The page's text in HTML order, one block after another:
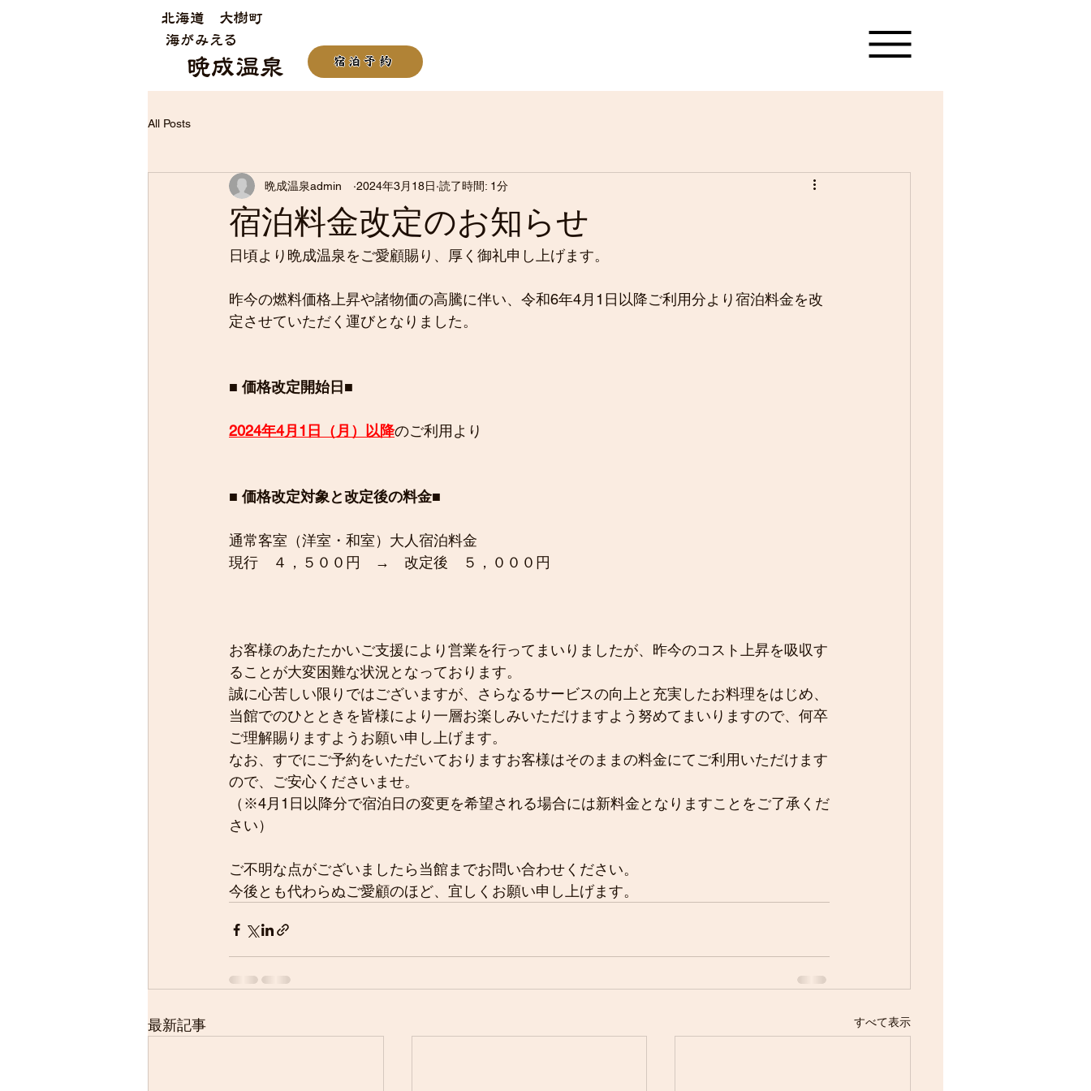
​北海道 大樹町
​海がみえる
​晩成温泉 宿泊予約
All Posts
宿泊料金改定のお知らせ
晩成温泉admin 2024年3月18日 読了時間: 1分
日頃より晩成温泉をご愛顧賜り、厚く御礼申し上げます。
昨今の燃料価格上昇や諸物価の高騰に伴い、令和6年4月1日以降ご利用分より宿泊料金を改
定させていただく運びとなりました。
■ 価格改定開始日■
2024年4月1日（月）以降のご利用より
■ 価格改定対象と改定後の料金■
通常客室（洋室・和室）大人宿泊料金
現行　４，５００円　→　改定後　５，０００円
お客様のあたたかいご支援により営業を行ってまいりましたが、昨今のコスト上昇を吸収す
ることが大変困難な状況となっております。
誠に心苦しい限りではございますが、さらなるサービスの向上と充実したお料理をはじめ、
当館でのひとときを皆様により一層お楽しみいただけますよう努めてまいりますので、何卒
ご理解賜りますようお願い申し上げます。
なお、すでにご予約をいただいておりますお客様はそのままの料金にてご利用いただけます
ので、ご安心くださいませ。
（※4月1日以降分で宿泊日の変更を希望される場合には新料金となりますことをご了承くだ
さい）
ご不明な点がございましたら当館までお問い合わせください。
今後とも代わらぬご愛顧のほど、宜しくお願い申し上げます。
最新記事 すべて表示